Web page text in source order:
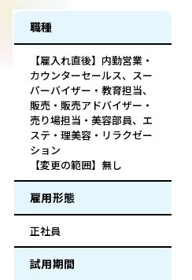
職種
【雇入れ直後】内勤営業・
カウンターセールス、スー
パーバイザー・教育担当、
販売・販売アドバイザー・
売り場担当・美容部員、エ
ステ・理美容・リラクゼー
ション
【変更の範囲】無し
雇用形態
正社員
試用期間